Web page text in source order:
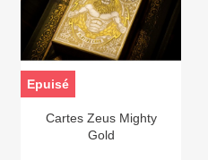
Cartes Zeus Mighty
Gold
Epuisé